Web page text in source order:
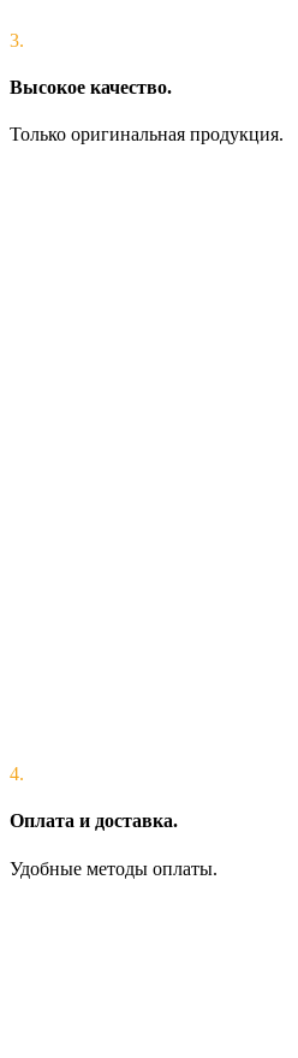
3.
Высокое качество.
Только оригинальная продукция.
4.
Оплата и доставка.
Удобные методы оплаты.